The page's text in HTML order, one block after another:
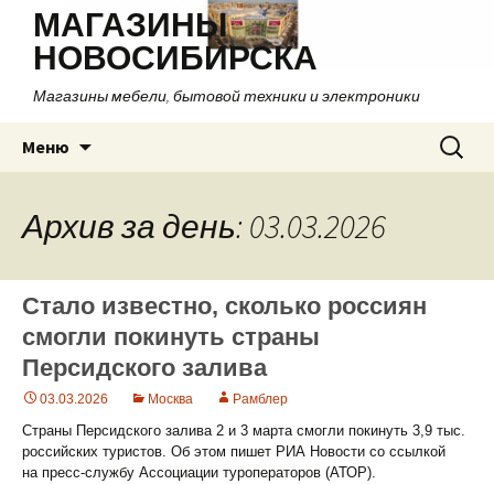
МАГАЗИНЫ
НОВОСИБИРСКА
Магазины мебели, бытовой техники и электроники
Меню
содержимому
Найти:
Архив за день: 03.03.2026
Стало известно, сколько россиян
смогли покинуть страны
Персидского залива
03.03.2026 Москва Рамблер
Страны Персидского залива 2 и 3 марта смогли покинуть 3,9 тыс.
российских туристов. Об этом пишет РИА Новости со ссылкой
на пресс-службу Ассоциации туроператоров (АТОР).